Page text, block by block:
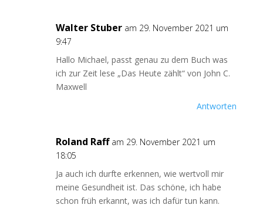
Walter Stuber am 29. November 2021 um
9:47
Hallo Michael, passt genau zu dem Buch was
ich zur Zeit lese „Das Heute zählt“ von John C.
Maxwell
Antworten
Roland Raff am 29. November 2021 um
18:05
Ja auch ich durfte erkennen, wie wertvoll mir
meine Gesundheit ist. Das schöne, ich habe
schon früh erkannt, was ich dafür tun kann.